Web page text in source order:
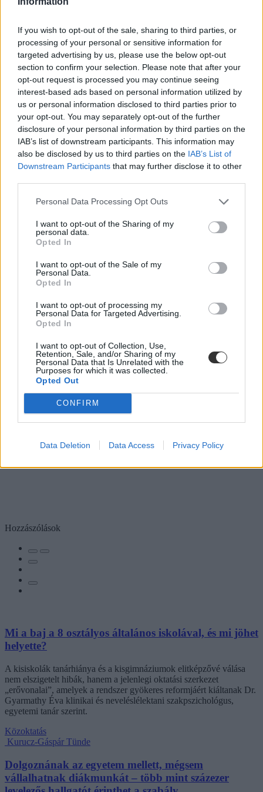
If you wish to opt-out of the sale, sharing to third parties, or
processing of your personal or sensitive information for
targeted advertising by us, please use the below opt-out
section to confirm your selection. Please note that after your
opt-out request is processed you may continue seeing
interest-based ads based on personal information utilized by
us or personal information disclosed to third parties prior to
your opt-out. You may separately opt-out of the further
disclosure of your personal information by third parties on the
IAB’s list of downstream participants. This information may
also be disclosed by us to third parties on the IAB’s List of
Downstream Participants that may further disclose it to other
Personal Data Processing Opt Outs
I want to opt-out of the Sharing of my
personal data.
Opted In
I want to opt-out of the Sale of my
Personal Data.
Opted In
I want to opt-out of processing my
Personal Data for Targeted Advertising.
Opted In
I want to opt-out of Collection, Use,
Retention, Sale, and/or Sharing of my
Personal Data that Is Unrelated with the
Purposes for which it was collected.
Opted Out
CONFIRM
Data Deletion Data Access Privacy Policy
kollégiumi díjak emelkedése
Hozzászólások
Mi a baj a 8 osztályos általános iskolával, és mi jöhet
helyette?
A kisiskolák tanárhiánya és a kisgimnáziumok elitképzővé válása
nem elszigetelt hibák, hanem a jelenlegi oktatási szerkezet
„erővonalai”, amelyek a rendszer gyökeres reformjáért kiáltanak Dr.
Gyarmathy Éva klinikai és neveléslélektani szakpszichológus,
egyetemi tanár szerint.
Közoktatás
Kurucz-Gáspár Tünde
Dolgoznának az egyetem mellett, mégsem
vállalhatnak diákmunkát – több mint százezer